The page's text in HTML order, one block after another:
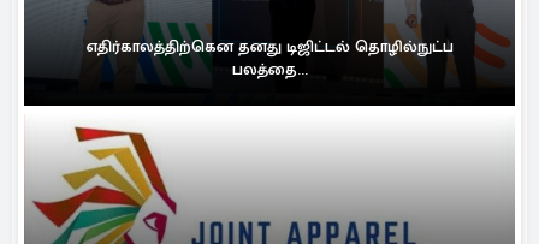
எதிர்காலத்திற்கென தனது டிஜிட்டல் தொழில்நுட்ப
பலத்தை...